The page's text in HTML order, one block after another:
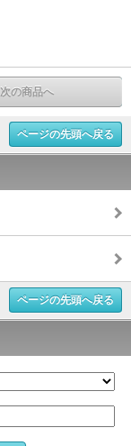
次の商品へ
ページの先頭へ戻る
ページの先頭へ戻る